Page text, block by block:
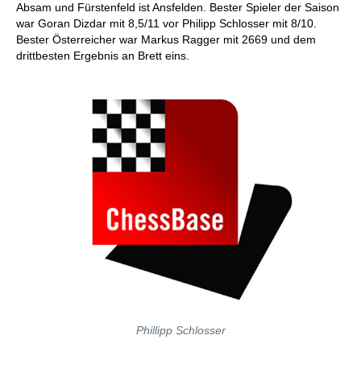
Absam und Fürstenfeld ist Ansfelden. Bester Spieler der Saison
war Goran Dizdar mit 8,5/11 vor Philipp Schlosser mit 8/10.
Bester Österreicher war Markus Ragger mit 2669 und dem
drittbesten Ergebnis an Brett eins.
Phillipp Schlosser